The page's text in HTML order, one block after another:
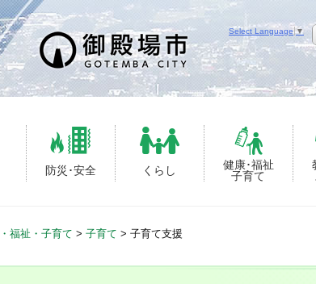
防災･安全 くらし
健康･福祉
子育て
Select Language ▼
福祉・子育て > 子育て > 子育て支援